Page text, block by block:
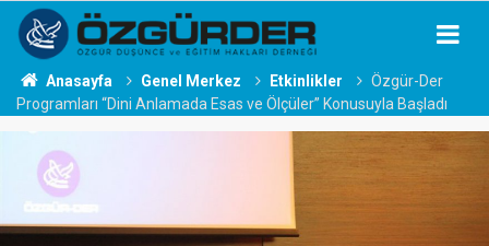
Anasayfa Genel Merkez Etkinlikler
Özgür-Der
Programları “Dini Anlamada Esas ve Ölçüler” Konusuyla Başladı